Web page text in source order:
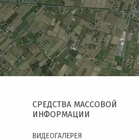
СРЕДСТВА МАССОВОЙ
ИНФОРМАЦИИ
ВИДЕОГАЛЕРЕЯ